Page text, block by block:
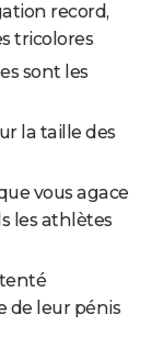
record,
tricolores
sont les
la taille des
vous agace
les athlètes
de leur pénis